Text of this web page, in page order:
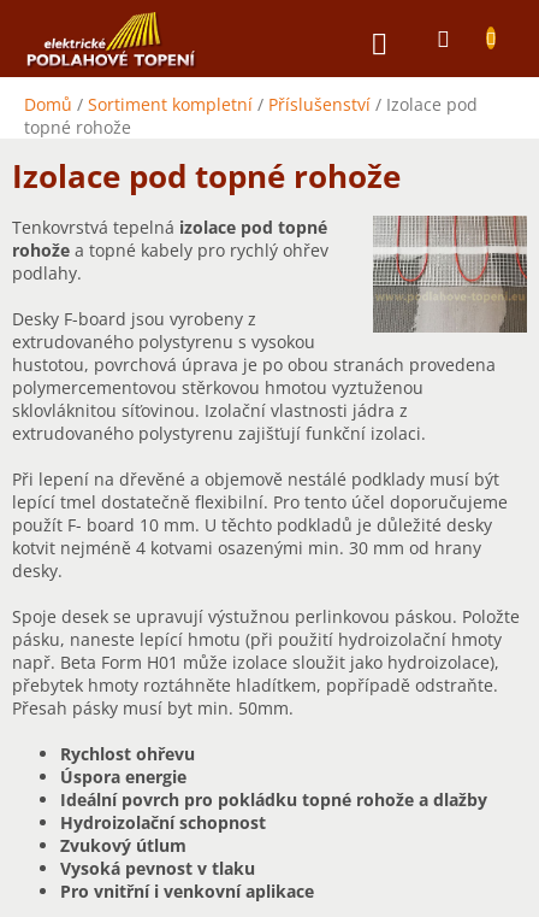
obsah
NÁKUPNÍ
Domů / Sortiment kompletní / Příslušenství / Izolace pod
topné rohože
Izolace pod topné rohože
Tenkovrstvá tepelná izolace pod topné
rohože a topné kabely pro rychlý ohřev
podlahy.
Desky F-board jsou vyrobeny z
extrudovaného polystyrenu s vysokou
hustotou, povrchová úprava je po obou stranách provedena
polymercementovou stěrkovou hmotou vyztuženou
sklovláknitou síťovinou. Izolační vlastnosti jádra z
extrudovaného polystyrenu zajišťují funkční izolaci.
Při lepení na dřevěné a objemově nestálé podklady musí být
lepící tmel dostatečně flexibilní. Pro tento účel doporučujeme
použít F- board 10 mm. U těchto podkladů je důležité desky
kotvit nejméně 4 kotvami osazenými min. 30 mm od hrany
desky.
Spoje desek se upravují výstužnou perlinkovou páskou. Položte
pásku, naneste lepící hmotu (při použití hydroizolační hmoty
např. Beta Form H01 může izolace sloužit jako hydroizolace),
přebytek hmoty roztáhněte hladítkem, popřípadě odstraňte.
Přesah pásky musí byt min. 50mm.
Rychlost ohřevu
Úspora energie
Ideální povrch pro pokládku topné rohože a dlažby
Hydroizolační schopnost
Zvukový útlum
Vysoká pevnost v tlaku
Pro vnitřní i venkovní aplikace